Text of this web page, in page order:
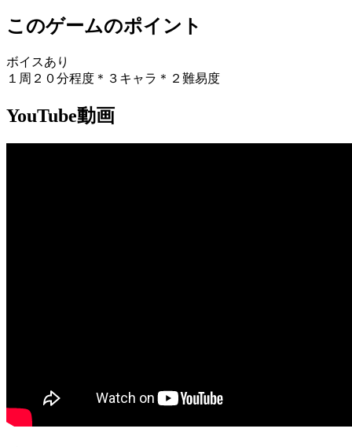
このゲームのポイント
ボイスあり
１周２０分程度＊３キャラ＊２難易度
YouTube動画